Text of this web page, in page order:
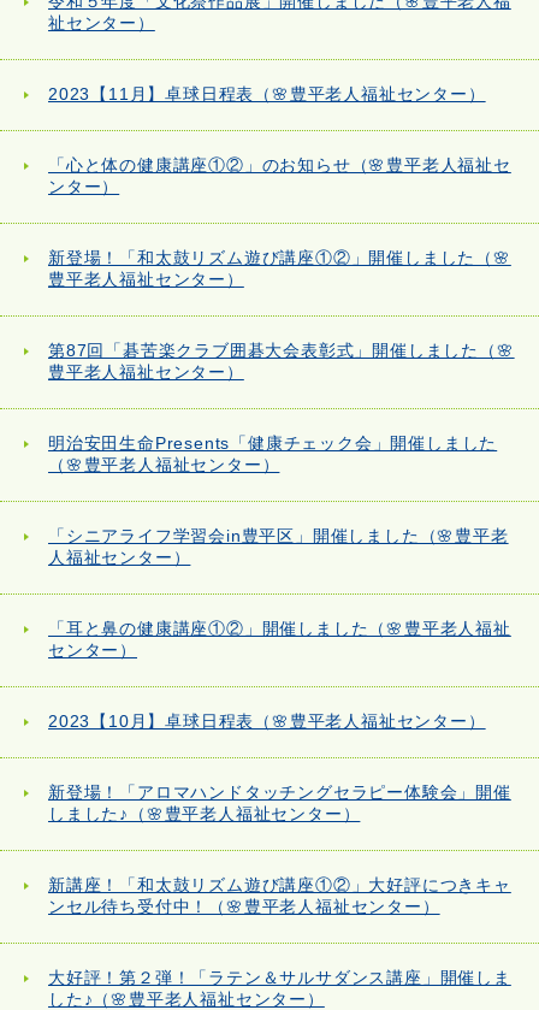
祉センター）
2023【11月】卓球日程表（🌸豊平老人福祉センター）
「心と体の健康講座①②」のお知らせ（🌸豊平老人福祉セ
ンター）
新登場！「和太鼓リズム遊び講座①②」開催しました（🌸
豊平老人福祉センター）
第87回「碁苦楽クラブ囲碁大会表彰式」開催しました（🌸
豊平老人福祉センター）
明治安田生命Presents「健康チェック会」開催しました
（🌸豊平老人福祉センター）
「シニアライフ学習会in豊平区」開催しました（🌸豊平老
人福祉センター）
「耳と鼻の健康講座①②」開催しました（🌸豊平老人福祉
センター）
2023【10月】卓球日程表（🌸豊平老人福祉センター）
新登場！「アロマハンドタッチングセラピー体験会」開催
しました♪（🌸豊平老人福祉センター）
新講座！「和太鼓リズム遊び講座①②」大好評につきキャ
ンセル待ち受付中！（🌸豊平老人福祉センター）
大好評！第２弾！「ラテン＆サルサダンス講座」開催しま
した♪（🌸豊平老人福祉センター）